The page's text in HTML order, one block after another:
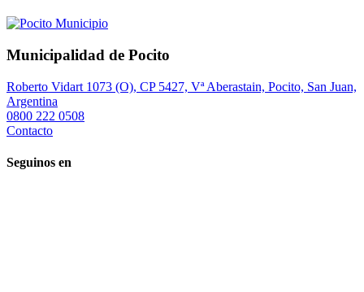
Municipalidad de Pocito
Roberto Vidart 1073 (O), CP 5427, Vª Aberastain, Pocito, San Juan,
Argentina
0800 222 0508
Contacto
Seguinos en